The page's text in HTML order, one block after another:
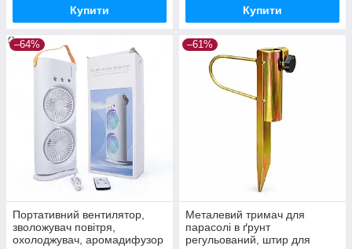
Купити Купити
–64%
Портативний вентилятор,
зволожувач повітря,
охолоджувач, аромадифузор
–61%
Металевий тримач для
парасолі в ґрунт
регульований, штир для